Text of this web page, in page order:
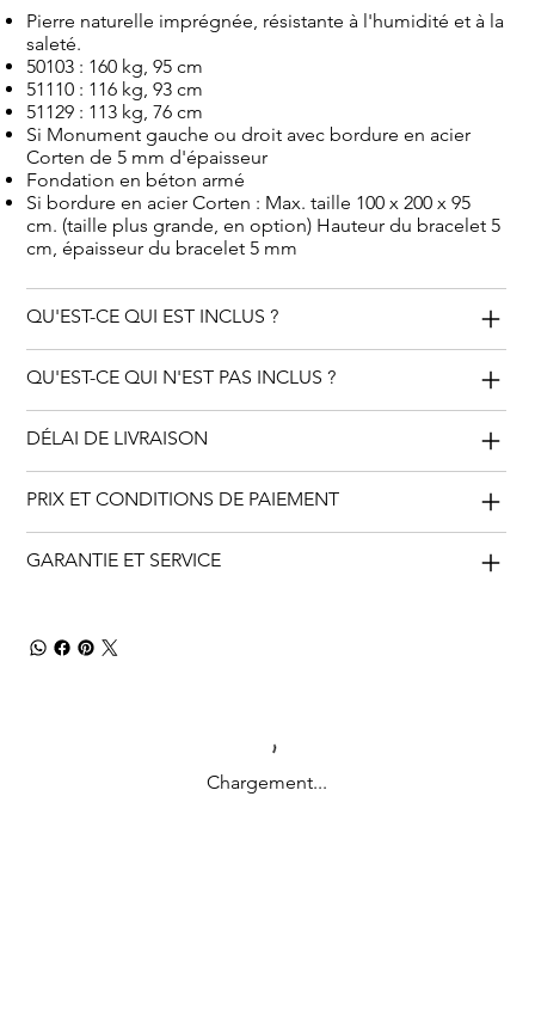
jardins privés en guise de rappel respectueux.
Pierre naturelle imprégnée, résistante à l'humidité et à la
saleté.
50103 : 160 kg, 95 cm
51110 : 116 kg, 93 cm
51129 : 113 kg, 76 cm
Si Monument gauche ou droit avec bordure en acier
Corten de 5 mm d'épaisseur
Fondation en béton armé
Si bordure en acier Corten : Max. taille 100 x 200 x 95
cm. (taille plus grande, en option) Hauteur du bracelet 5
cm, épaisseur du bracelet 5 mm
QU'EST-CE QUI EST INCLUS ?
QU'EST-CE QUI N'EST PAS INCLUS ?
DÉLAI DE LIVRAISON
PRIX ET CONDITIONS DE PAIEMENT
GARANTIE ET SERVICE
Chargement...